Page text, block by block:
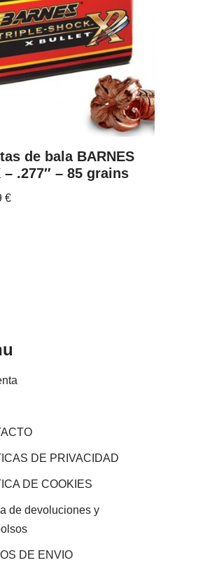
de bala BARNES
– .277″ – 85 grains
€
DE PRIVACIDAD
DE COOKIES
de devoluciones y
DE ENVIO